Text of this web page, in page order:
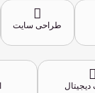
طراحی سایت
دیجیتال